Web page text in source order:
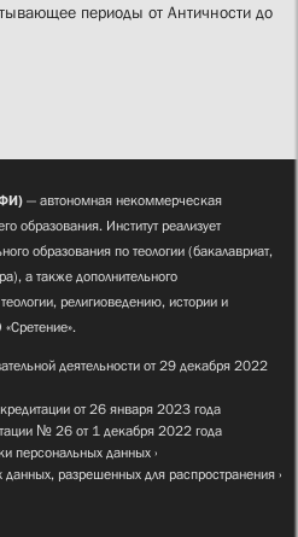
периоды от Античности до
— автономная некоммерческая
образования. Институт реализует
образования по теологии (бакалавриат,
а также дополнительного
религиоведению, истории и
деятельности от 29 декабря 2022
от 26 января 2023 года
№ 26 от 1 декабря 2022 года
персональных данных
данных, разрешенных для распространения